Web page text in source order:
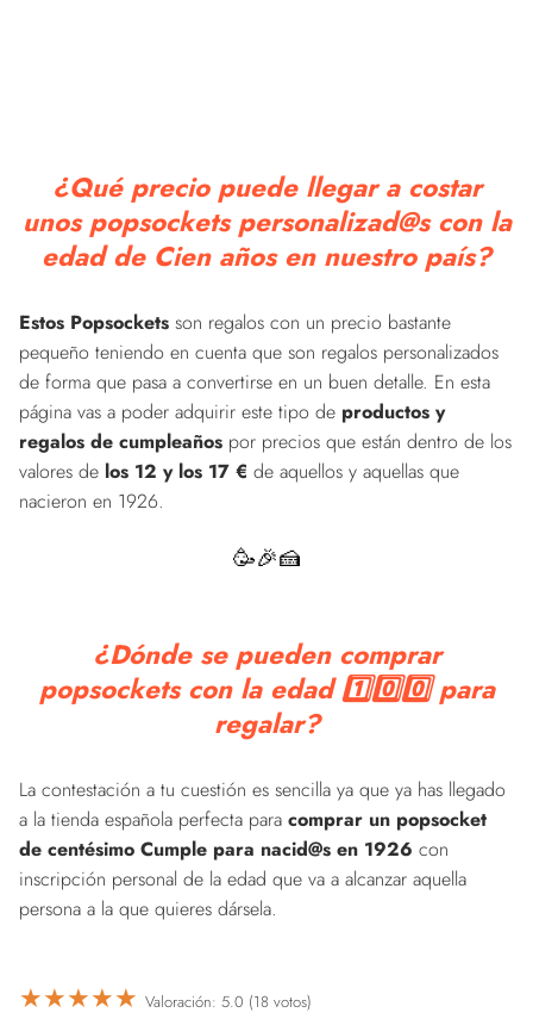
¿Qué precio puede llegar a costar
unos popsockets personalizad@s con la
edad de Cien años en nuestro país?
Estos Popsockets son regalos con un precio bastante
pequeño teniendo en cuenta que son regalos personalizados
de forma que pasa a convertirse en un buen detalle. En esta
página vas a poder adquirir este tipo de productos y
regalos de cumpleaños por precios que están dentro de los
valores de los 12 y los 17 € de aquellos y aquellas que
nacieron en 1926.
🥳🎉🍰
¿Dónde se pueden comprar
popsockets con la edad 1️⃣0️⃣0️⃣ para
regalar?
La contestación a tu cuestión es sencilla ya que ya has llegado
a la tienda española perfecta para comprar un popsocket
de centésimo Cumple para nacid@s en 1926 con
inscripción personal de la edad que va a alcanzar aquella
persona a la que quieres dársela.
★★★★★ Valoración: 5.0 (18 votos)